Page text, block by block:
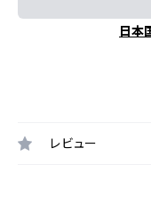
日本
レビュー